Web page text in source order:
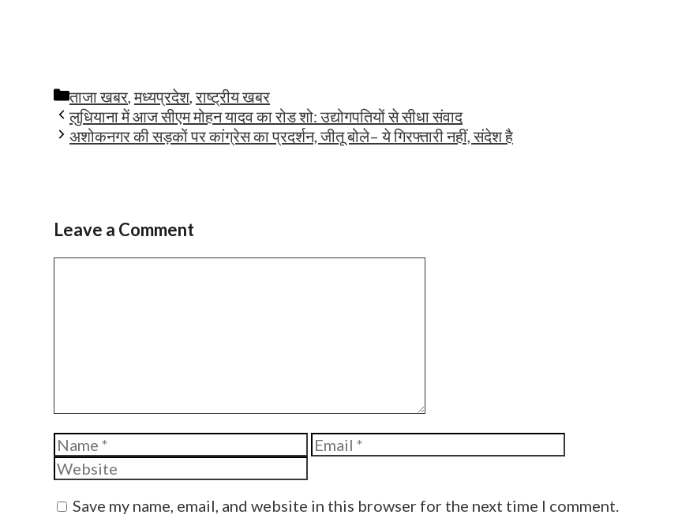
Categories
ताजा खबर ,मध्यप्रदेश,राष्ट्रीय खबर
लुधियाना में आज सीएम मोहन यादव का रोड शो: उद्योगपतियों से सीधा संवाद
अशोकनगर की सड़कों पर कांग्रेस का प्रदर्शन, जीतू बोले– ये गिरफ्तारी नहीं, संदेश है
Leave a Comment
Name Email
Save my name, email, and website in this browser for the next time I comment.